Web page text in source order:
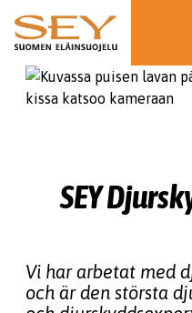
SEY
Vi har arbetat med
och är den största